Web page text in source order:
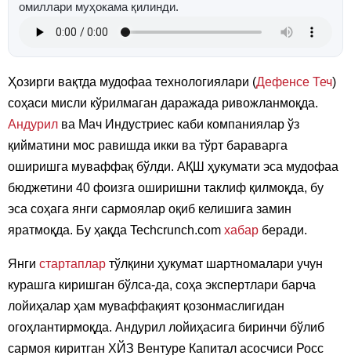
омиллари муҳокама қилинди.
Ҳозирги вақтда мудофаа технологиялари (Дефенсе Теч)
соҳаси мисли кўрилмаган даражада ривожланмоқда.
Андурил ва Мач Индустриес каби компаниялар ўз
қийматини мос равишда икки ва тўрт бараварга
оширишга муваффақ бўлди. АҚШ ҳукумати эса мудофаа
бюджетини 40 фоизга оширишни таклиф қилмоқда, бу
эса соҳага янги сармоялар оқиб келишига замин
яратмоқда. Бу ҳақда Techcrunch.com хабар беради.
Янги стартаплар тўлқини ҳукумат шартномалари учун
курашга киришган бўлса-да, соҳа экспертлари барча
лойиҳалар ҳам муваффақият қозонмаслигидан
огоҳлантирмоқда. Андурил лойиҳасига биринчи бўлиб
сармоя киритган ХЙЗ Вентуре Капитал асосчиси Росс